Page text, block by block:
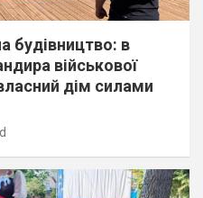
будівництво: в
військової
дім силами